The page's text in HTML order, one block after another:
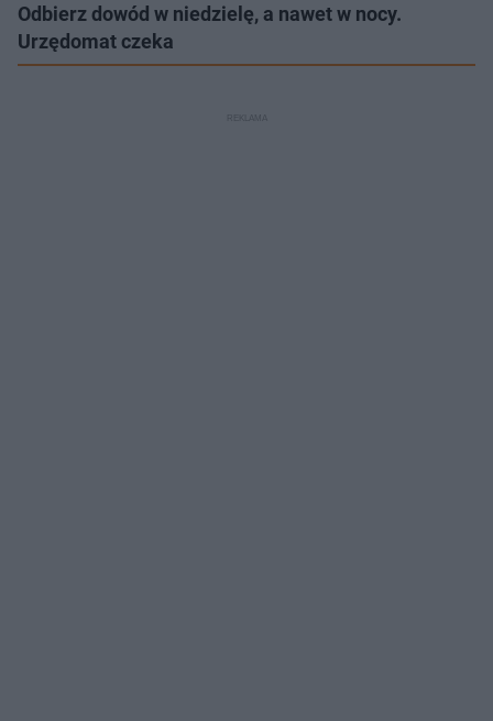
Odbierz dowód w niedzielę, a nawet w nocy.
Urzędomat czeka